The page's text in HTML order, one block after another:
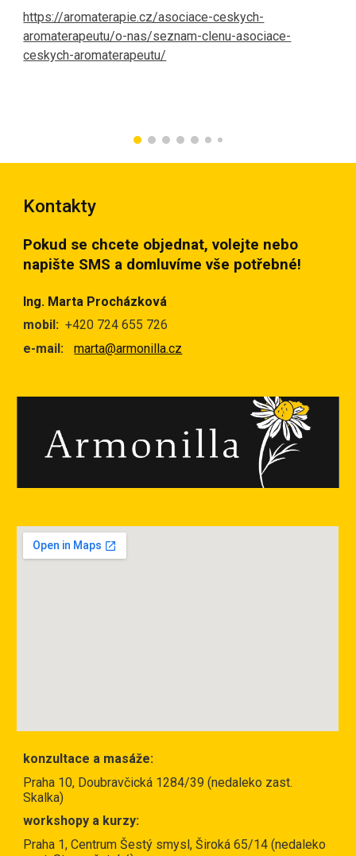
https://aromaterapie.cz/asociace-ceskych-
aromaterapeutu/o-nas/seznam-clenu-asociace-
ceskych-aromaterapeutu/
Kontakty
Pokud se chcete objednat, volejte nebo
napište SMS a domluvíme vše potřebné!
Ing. Marta Procházková
mobil:+420 724 655 726
e-mail:
marta@armonilla.cz
konzultace a masáže:
Praha 10, Doubravčická 1284/39 (nedaleko zast.
Skalka)
workshopy a kurzy:
Praha 1, Centrum Šestý smysl, Široká 65/14 (nedaleko